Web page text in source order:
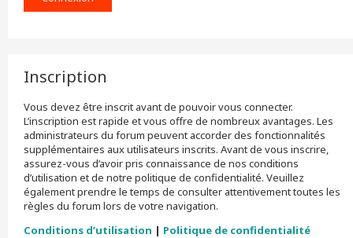
Inscription
Vous devez être inscrit avant de pouvoir vous connecter.
L’inscription est rapide et vous offre de nombreux avantages. Les
administrateurs du forum peuvent accorder des fonctionnalités
supplémentaires aux utilisateurs inscrits. Avant de vous inscrire,
assurez-vous d’avoir pris connaissance de nos conditions
d’utilisation et de notre politique de confidentialité. Veuillez
également prendre le temps de consulter attentivement toutes les
règles du forum lors de votre navigation.
Conditions d’utilisation | Politique de confidentialité